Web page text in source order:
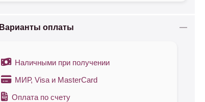
Варианты оплаты
Наличными при получении
МИР, Visa и MasterCard
Оплата по счету